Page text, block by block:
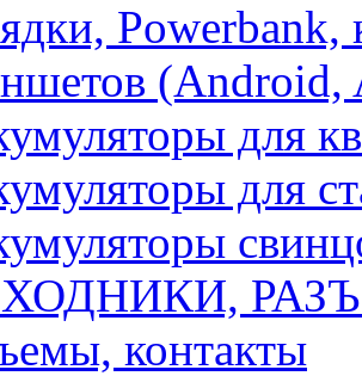
Powerbank,
(Android,
для
для
контакты